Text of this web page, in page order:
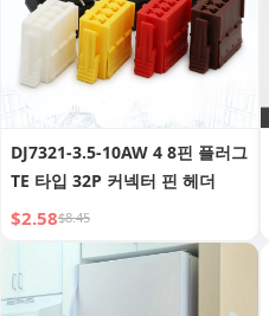
DJ7321-3.5-10AW 4 8핀 플러그
TE 타입 32P 커넥터 핀 헤더
$2.58$8.45